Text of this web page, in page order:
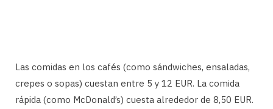
Las comidas en los cafés (como sándwiches, ensaladas,
crepes o sopas) cuestan entre 5 y 12 EUR. La comida
rápida (como McDonald’s) cuesta alrededor de 8,50 EUR.